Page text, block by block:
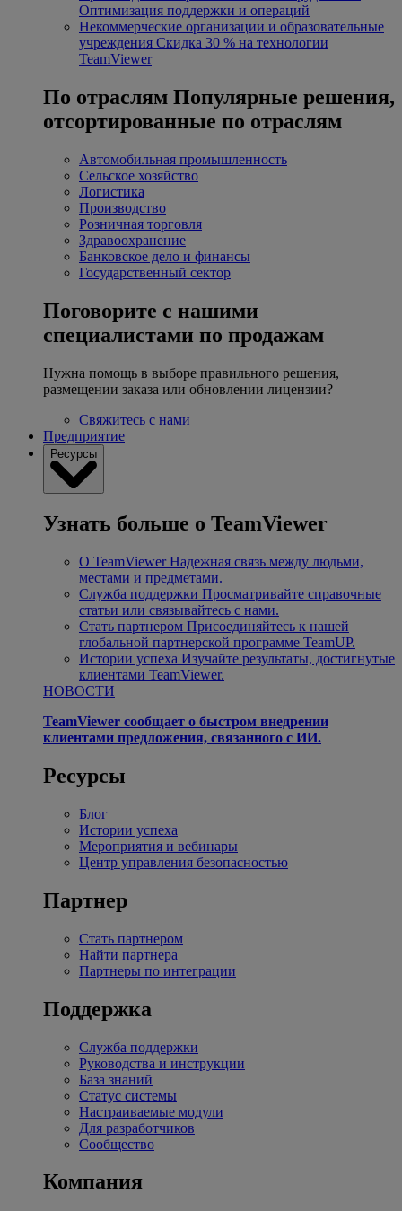
Оптимизация поддержки и операций
Некоммерческие организации и образовательные
учреждения Скидка 30 % на технологии
TeamViewer
По отраслям Популярные решения,
отсортированные по отраслям
Автомобильная промышленность
Сельское хозяйство
Логистика
Производство
Розничная торговля
Здравоохранение
Банковское дело и финансы
Государственный сектор
Поговорите с нашими
специалистами по продажам
Нужна помощь в выборе правильного решения,
размещении заказа или обновлении лицензии?
Свяжитесь с нами
Предприятие
Ресурсы
Узнать больше о TeamViewer
О TeamViewer Надежная связь между людьми,
местами и предметами.
Служба поддержки Просматривайте справочные
статьи или связывайтесь с нами.
Стать партнером Присоединяйтесь к нашей
глобальной партнерской программе TeamUP.
Истории успеха Изучайте результаты, достигнутые
клиентами TeamViewer.
НОВОСТИ
TeamViewer сообщает о быстром внедрении
клиентами предложения, связанного с ИИ.
Ресурсы
Блог
Истории успеха
Мероприятия и вебинары
Центр управления безопасностью
Партнер
Стать партнером
Найти партнера
Партнеры по интеграции
Поддержка
Служба поддержки
Руководства и инструкции
База знаний
Статус системы
Настраиваемые модули
Для разработчиков
Сообщество
Компания